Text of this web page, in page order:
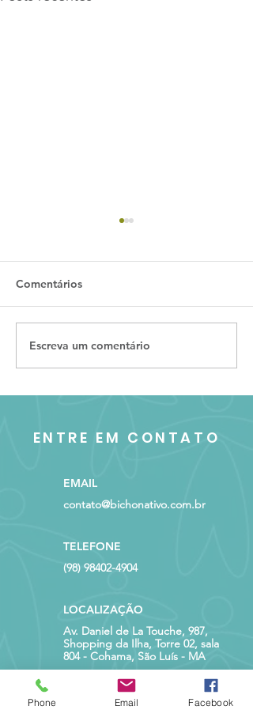
07 filmes e
documentários sobre
Comentários
Escreva um comentário
ENTRE EM CONTATO
EMAIL
contato@bichonativo.com.br
TELEFONE
(98) 98402-4904
LOCALIZAÇÃO
Av. Daniel de La Touche, 987,
Shopping da Ilha, Torre 02, sala
804 - Cohama, São Luís - MA
ATENDIMENTO
Phone Email Facebook